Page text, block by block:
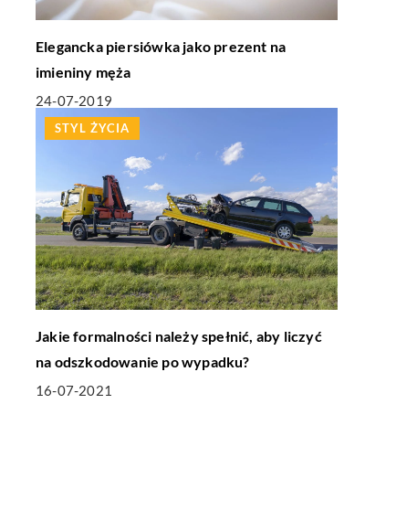
Elegancka piersiówka jako prezent na
imieniny męża
24-07-2019
STYL ŻYCIA
Jakie formalności należy spełnić, aby liczyć
na odszkodowanie po wypadku?
16-07-2021